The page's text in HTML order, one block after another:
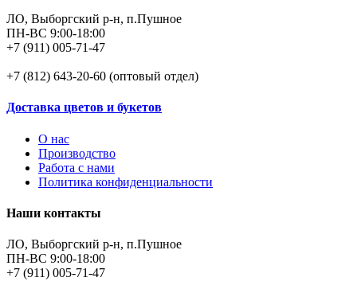
ЛО, Выборгский р-н, п.Пушное
ПН-ВС 9:00-18:00
+7 (911) 005-71-47
+7 (812) 643-20-60 (оптовый отдел)
Доставка цветов и букетов
О нас
Производство
Работа с нами
Политика конфиденциальности
Наши контакты
ЛО, Выборгский р-н, п.Пушное
ПН-ВС 9:00-18:00
+7 (911) 005-71-47